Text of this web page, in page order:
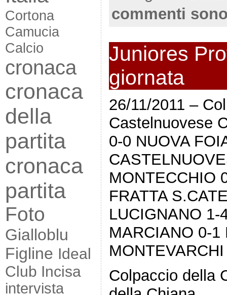
Cortona
Camucia
Calcio
cronaca
cronaca
della
partita
cronaca
partita
Foto
Gialloblu
Figline Ideal
Club Incisa
intervista
commenti
Juniores
giornata
26/11/2011 –
Castelnuovese
0-0 NUOVA
MONTECCHIO
FRATTA
LUCIGNANO 1-
MARCIANO 0-1
MONTEVARCHI
Colpaccio della